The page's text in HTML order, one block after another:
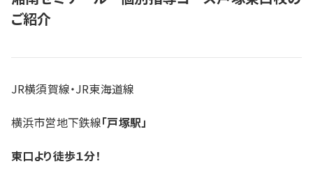
授業料
ご紹介
JR横須賀線・JR東海道線
横浜市営地下鉄線「戸塚駅」
東口より徒歩１分！